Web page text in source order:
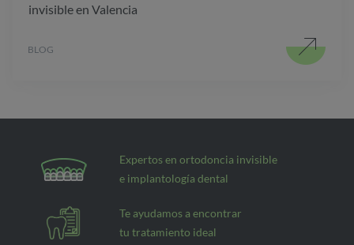
invisible en Valencia
BLOG
Expertos en ortodoncia invisible
e implantología dental
Te ayudamos a encontrar
tu tratamiento ideal